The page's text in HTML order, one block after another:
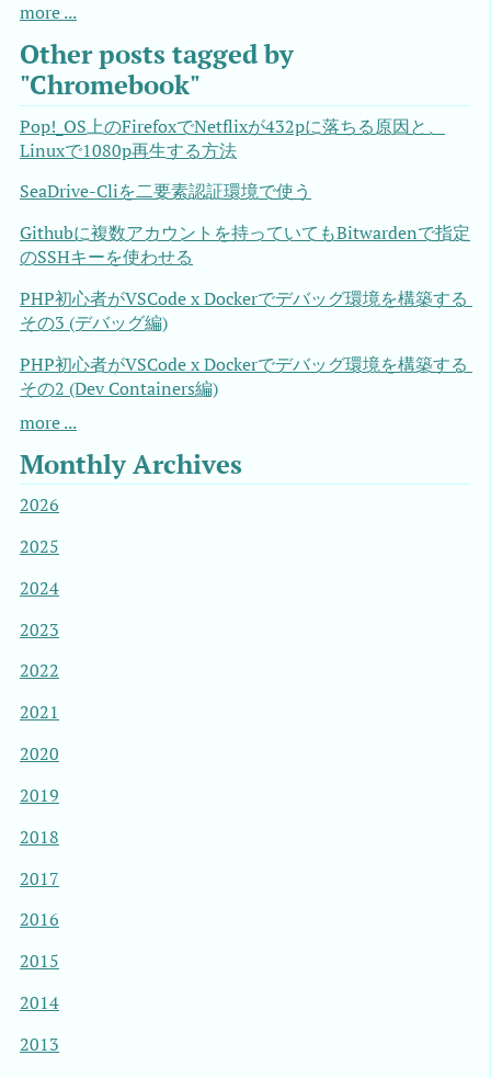
more ...
Other posts tagged by
"Chromebook"
Pop!_OS上のFirefoxでNetflixが432pに落ちる原因と、
Linuxで1080p再生する方法
SeaDrive-Cliを二要素認証環境で使う
Githubに複数アカウントを持っていてもBitwardenで指定
のSSHキーを使わせる
PHP初心者がVSCode x Dockerでデバッグ環境を構築する
その3 (デバッグ編)
PHP初心者がVSCode x Dockerでデバッグ環境を構築する
その2 (Dev Containers編)
more ...
Monthly Archives
2026
2025
2024
2023
2022
2021
2020
2019
2018
2017
2016
2015
2014
2013